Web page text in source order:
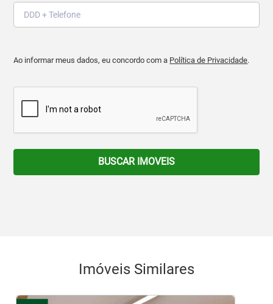
Ao informar meus dados, eu concordo com a Política de Privacidade.
BUSCAR IMOVEIS
Imóveis Similares